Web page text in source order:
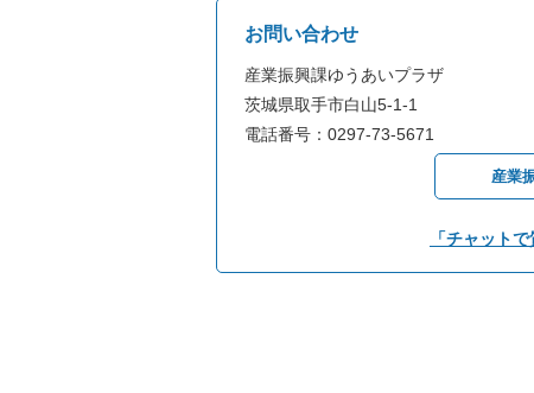
お問い合わせ
産業振興課ゆうあいプラザ
茨城県取手市白山5-1-1
電話番号：0297-73-5671
産業
「チャット